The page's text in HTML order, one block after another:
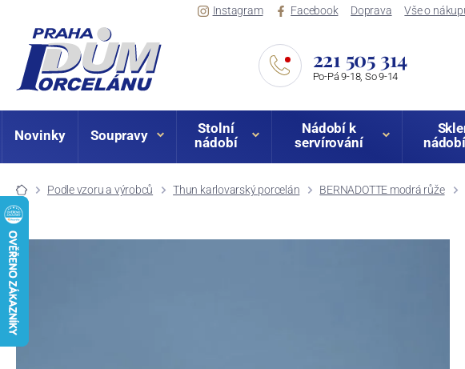
Instagram Facebook Doprava Vše o
221 505 314
Po-Pá 9-18, So 9-14
Novinky Soupravy
Stolní
nádobí
Nádobí k
servírování
Podle vzoru a výrobců Thun karlovarský porcelán BERNADOTTE modrá růže